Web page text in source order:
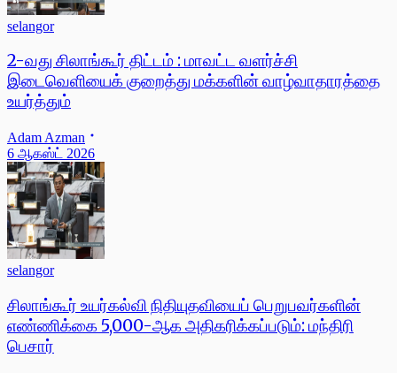
selangor
2-வது சிலாங்கூர் திட்டம் : மாவட்ட வளர்ச்சி
இடைவெளியைக் குறைத்து மக்களின் வாழ்வாதாரத்தை
உயர்த்தும்
Adam Azman
6 ஆகஸ்ட் 2026
selangor
சிலாங்கூர் உயர்கல்வி நிதியுதவியைப் பெறுபவர்களின்
எண்ணிக்கை 5,000-ஆக அதிகரிக்கப்படும்: மந்திரி
பெசார்